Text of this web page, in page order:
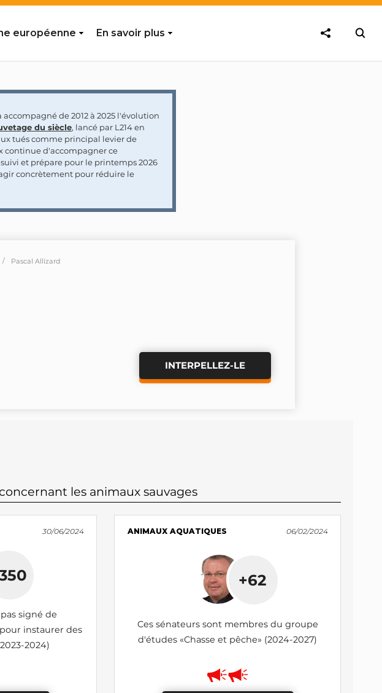
européenne En savoir plus
de 2012 à 2025 l'évolution
du siècle, lancé par L214 en
tués comme principal levier de
continue d'accompagner ce
et prépare pour le printemps 2026
concrètement pour réduire le
Pascal Allizard
INTERPELLEZ-LE
concernant les animaux sauvages
30/06/2024
signé de
instaurer des
2024)
ANIMAUX AQUATIQUES 06/02/2024
+62
Ces sénateurs sont membres du groupe
d'études «Chasse et pêche» (2024-2027)